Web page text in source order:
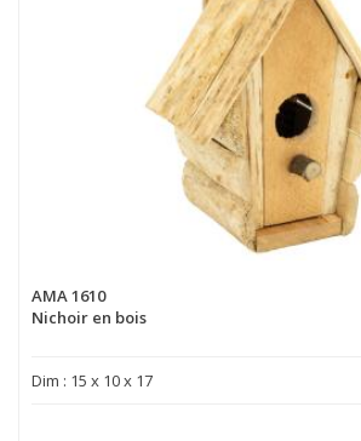
AMA 1610
Nichoir en bois
Dim : 15 x 10 x 17